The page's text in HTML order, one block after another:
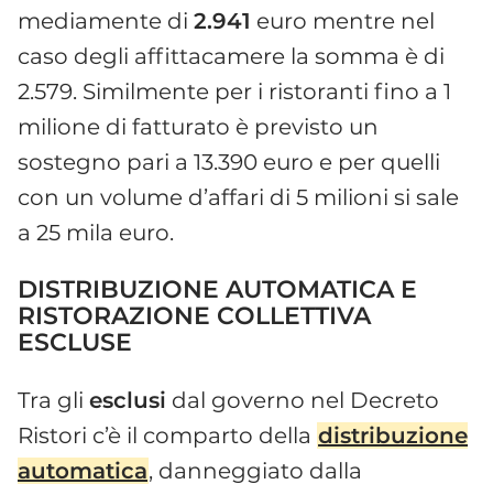
mediamente di 2.941 euro mentre nel
caso degli affittacamere la somma è di
2.579. Similmente per i ristoranti fino a 1
milione di fatturato è previsto un
sostegno pari a 13.390 euro e per quelli
con un volume d’affari di 5 milioni si sale
a 25 mila euro.
DISTRIBUZIONE AUTOMATICA E
RISTORAZIONE COLLETTIVA
ESCLUSE
Tra gli esclusi dal governo nel Decreto
Ristori c’è il comparto della distribuzione
automatica, danneggiato dalla